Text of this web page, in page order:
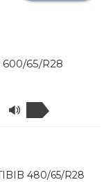
600/65/R28